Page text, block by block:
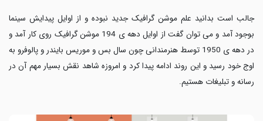
جالب است بدانید علم موشن گرافیک جدید نبوده و از اوایل پیدایش سینما
بوجود آمد و می توان گفت از اوایل دهه ی 194 موشن گرافیک روی کار آمد و
در دهه ی 1950 توسط هنرمندانی چون سال بس و موریس بایندر و پالوفرو به
اوج خود رسید و این روند ادامه پیدا کرد و امروزه شاهد نقش بسیار مهم آن در
رسانه و تبلیغات هستیم.